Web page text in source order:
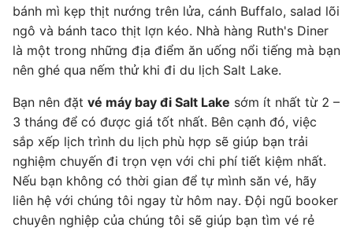
bánh mì kẹp thịt nướng trên lửa, cánh Buffalo, salad lõi
ngô và bánh taco thịt lợn kéo. Nhà hàng Ruth's Diner
là một trong những địa điểm ăn uống nổi tiếng mà bạn
nên ghé qua nếm thử khi đi du lịch Salt Lake.
Bạn nên đặt vé máy bay đi Salt Lake sớm ít nhất từ 2 –
3 tháng để có được giá tốt nhất. Bên cạnh đó, việc
sắp xếp lịch trình du lịch phù hợp sẽ giúp bạn trải
nghiệm chuyến đi trọn vẹn với chi phí tiết kiệm nhất.
Nếu bạn không có thời gian để tự mình săn vé, hãy
liên hệ với chúng tôi ngay từ hôm nay. Đội ngũ booker
chuyên nghiệp của chúng tôi sẽ giúp bạn tìm vé rẻ